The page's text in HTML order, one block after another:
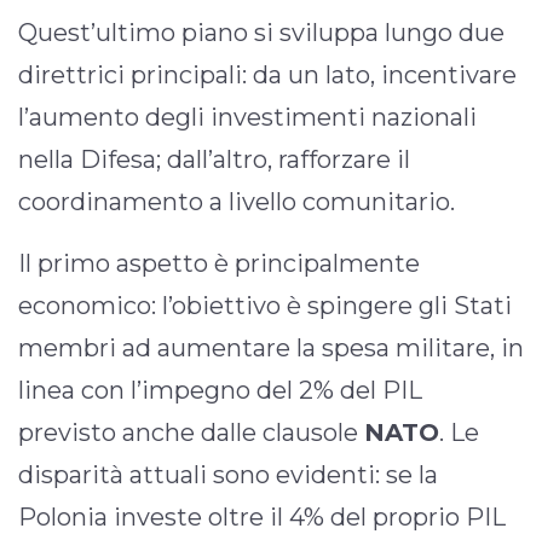
Quest’ultimo piano si sviluppa lungo due
direttrici principali: da un lato, incentivare
l’aumento degli investimenti nazionali
nella Difesa; dall’altro, rafforzare il
coordinamento a livello comunitario.
Il primo aspetto è principalmente
economico: l’obiettivo è spingere gli Stati
membri ad aumentare la spesa militare, in
linea con l’impegno del 2% del PIL
previsto anche dalle clausole NATO. Le
disparità attuali sono evidenti: se la
Polonia investe oltre il 4% del proprio PIL